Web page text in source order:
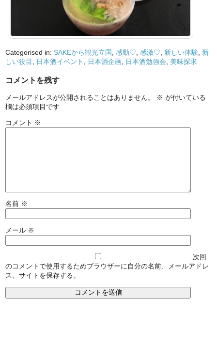
Categorised in: SAKEから観光立国, 感動♡, 感激♡, 新しい体験, 新
しい役目 , 日本酒イベント , 日本酒企画, 日本酒勉強会, 美味探求
コメントを残す
メールアドレスが公開されることはありません。 ※ が付いている
欄は必須項目です
コメント ※
名前 ※
メール ※
次回
のコメントで使用するためブラウザーに自分の名前、メールアドレ
ス、サイトを保存する。